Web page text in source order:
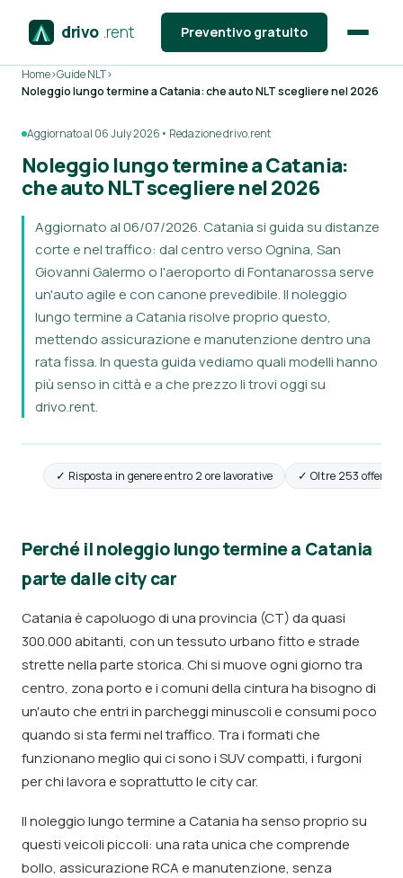
drivo .rent Preventivo gratuito
Home›Guide NLT›
Noleggio lungo termine a Catania: che auto NLT scegliere nel 2026
Aggiornato al 06 July 2026 • Redazione drivo.rent
Noleggio lungo termine a Catania:
che auto NLT scegliere nel 2026
Aggiornato al 06/07/2026. Catania si guida su distanze
corte e nel traffico: dal centro verso Ognina, San
Giovanni Galermo o l'aeroporto di Fontanarossa serve
un'auto agile e con canone prevedibile. Il noleggio
lungo termine a Catania risolve proprio questo,
mettendo assicurazione e manutenzione dentro una
rata fissa. In questa guida vediamo quali modelli hanno
più senso in città e a che prezzo li trovi oggi su
drivo.rent.
✓ Risposta in genere entro 2 ore lavorative ✓ Oltre 253 offerte
Perché il noleggio lungo termine a Catania
parte dalle city car
Catania è capoluogo di una provincia (CT) da quasi
300.000 abitanti, con un tessuto urbano fitto e strade
strette nella parte storica. Chi si muove ogni giorno tra
centro, zona porto e i comuni della cintura ha bisogno di
un'auto che entri in parcheggi minuscoli e consumi poco
quando si sta fermi nel traffico. Tra i formati che
funzionano meglio qui ci sono i SUV compatti, i furgoni
per chi lavora e soprattutto le city car.
Il noleggio lungo termine a Catania ha senso proprio su
questi veicoli piccoli: una rata unica che comprende
bollo, assicurazione RCA e manutenzione, senza